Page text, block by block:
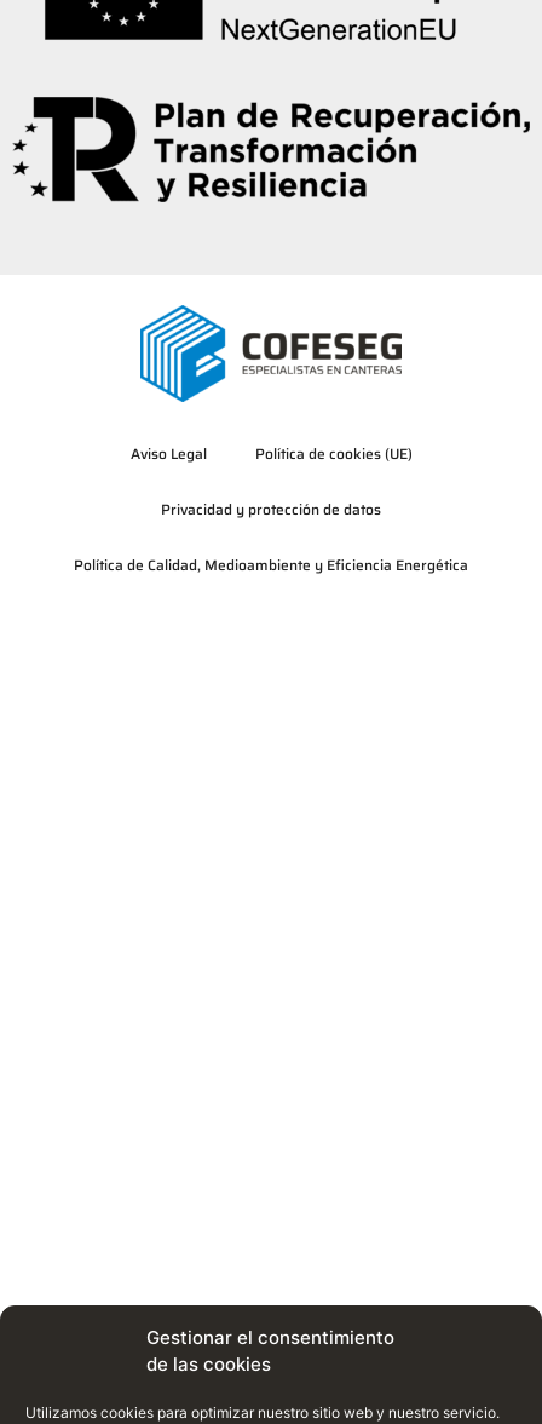
Gestionar el consentimiento
de las cookies
Utilizamos cookies para optimizar nuestro sitio web y nuestro servicio.
Aviso Legal Política de cookies (UE)
Privacidad y protección de datos
Política de Calidad, Medioambiente y Eficiencia Energética